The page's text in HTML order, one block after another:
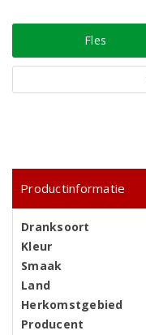
Fles
Productinformatie
Dranksoort
Kleur
Smaak
Land
Herkomstgebied
Producent